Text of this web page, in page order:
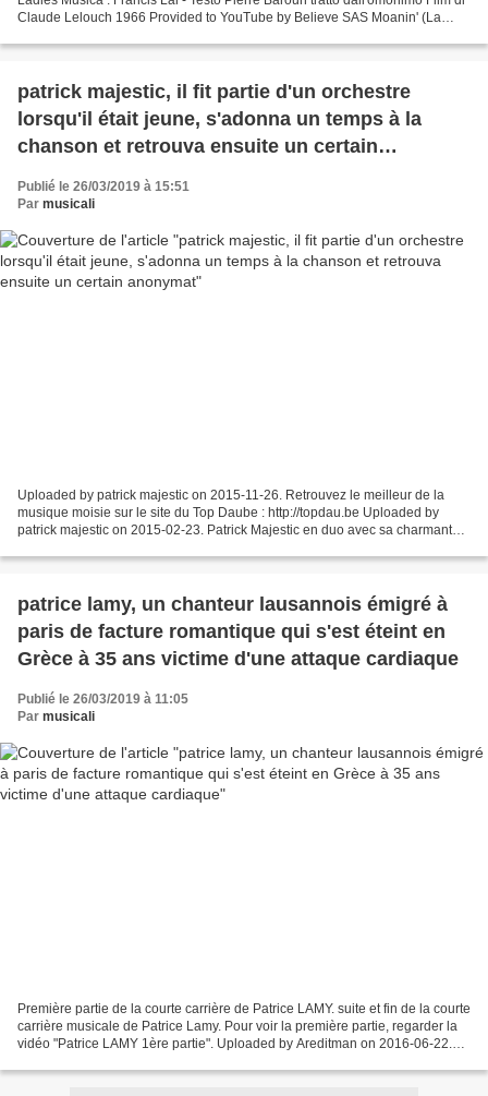
Claude Lelouch 1966 Provided to YouTube by Believe SAS Moanin' (La
patrick majestic, il fit partie d'un orchestre
lorsqu'il était jeune, s'adonna un temps à la
chanson et retrouva ensuite un certain
Publié le 26/03/2019 à 15:51
Par musicali
Uploaded by patrick majestic on 2015-11-26. Retrouvez le meilleur de la
musique moisie sur le site du Top Daube : http://topdau.be Uploaded by
patrick majestic on 2015-02-23. Patrick Majestic en duo avec sa charmante
patrice lamy, un chanteur lausannois émigré à
paris de facture romantique qui s'est éteint en
Grèce à 35 ans victime d'une attaque cardiaque
Publié le 26/03/2019 à 11:05
Par musicali
Première partie de la courte carrière de Patrice LAMY. suite et fin de la courte
carrière musicale de Patrice Lamy. Pour voir la première partie, regarder la
vidéo "Patrice LAMY 1ère partie". Uploaded by Areditman on 2016-06-22.